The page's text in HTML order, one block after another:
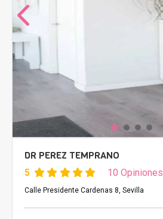
DR PEREZ TEMPRANO
5 10 Opiniones
Calle Presidente Cardenas 8, Sevilla